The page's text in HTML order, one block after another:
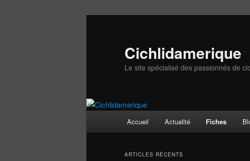
Cichlidamerique
Le site spécialisé des passionnés de
Accueil Actualité Fiches
ARTICLES RÉCENTS